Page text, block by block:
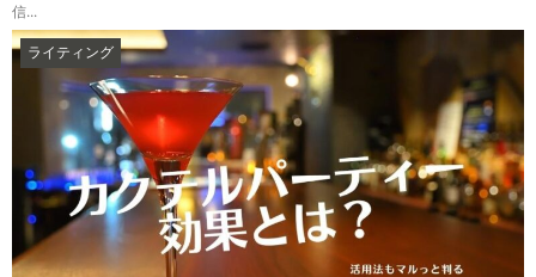
信...
ライティング